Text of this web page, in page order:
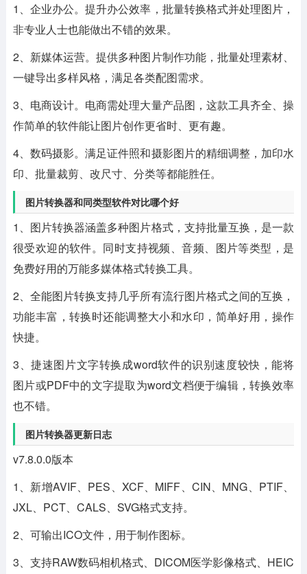
1、企业办公。提升办公效率，批量转换格式并处理图片，
非专业人士也能做出不错的效果。
2、新媒体运营。提供多种图片制作功能，批量处理素材、
一键导出多样风格，满足各类配图需求。
3、电商设计。电商需处理大量产品图，这款工具齐全、操
作简单的软件能让图片创作更省时、更有趣。
4、数码摄影。满足证件照和摄影图片的精细调整，加印水
印、批量裁剪、改尺寸、分类等都能胜任。
图片转换器和同类型软件对比哪个好
1、图片转换器涵盖多种图片格式，支持批量互换，是一款
很受欢迎的软件。同时支持视频、音频、图片等类型，是
免费好用的万能多媒体格式转换工具。
2、全能图片转换支持几乎所有流行图片格式之间的互换，
功能丰富，转换时还能调整大小和水印，简单好用，操作
快捷。
3、捷速图片文字转换成word软件的识别速度较快，能将
图片或PDF中的文字提取为word文档便于编辑，转换效率
也不错。
图片转换器更新日志
v7.8.0.0版本
1、新增AVIF、PES、XCF、MIFF、CIN、MNG、PTIF、
JXL、PCT、CALS、SVG格式支持。
2、可输出ICO文件，用于制作图标。
3、支持RAW数码相机格式、DICOM医学影像格式、HEIC